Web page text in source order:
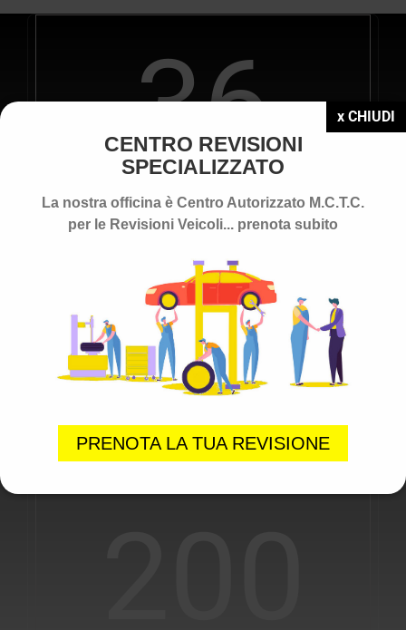
36
ANNI DI ATTIVITA’
1000
MQ DI ESPOSIZIONE
CENTRO REVISIONI
SPECIALIZZATO
La nostra officina è Centro Autorizzato M.C.T.C.
per le Revisioni Veicoli... prenota subito
PRENOTA LA TUA REVISIONE